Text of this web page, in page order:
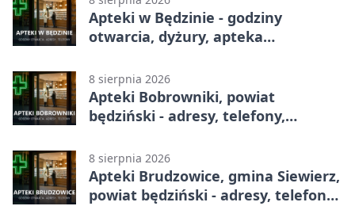
Apteki w Będzinie - godziny
otwarcia, dyżury, apteka
8 sierpnia 2026
Apteki Bobrowniki, powiat
będziński - adresy, telefony,
8 sierpnia 2026
Apteki Brudzowice, gmina Siewierz,
powiat będziński - adresy, telefony,